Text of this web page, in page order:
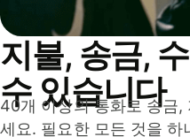
지불, 송금,
수 있습니다
40개 이상의 통화로 송금,
세요. 필요한 모든 것을